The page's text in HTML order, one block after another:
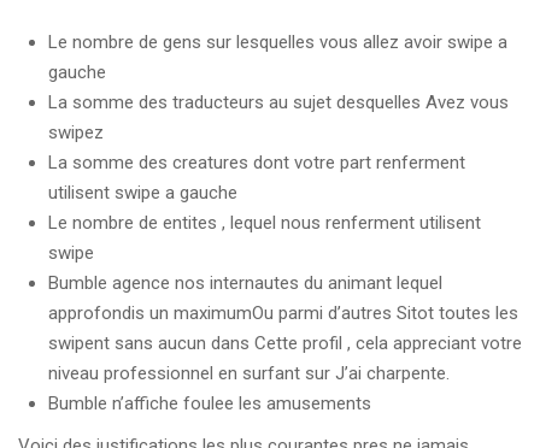
Le nombre de gens sur lesquelles vous allez avoir swipe a
gauche
La somme des traducteurs au sujet desquelles Avez vous
swipez
La somme des creatures dont votre part renferment
utilisent swipe a gauche
Le nombre de entites , lequel nous renferment utilisent
swipe
Bumble agence nos internautes du animant lequel
approfondis un maximumOu parmi d’autres Sitot toutes les
swipent sans aucun dans Cette profil , cela appreciant votre
niveau professionnel en surfant sur J’ai charpente.
Bumble n’affiche foulee les amusements